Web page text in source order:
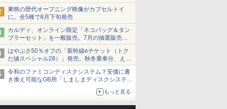
ショーツは1990円に
東映の歴代オープニング映像がカプセルトイ
に。全5種で8月下旬発売
カルディ、オンライン限定「ネコバッグ＆タン
ブラーセット」を一般販売。7月の抽選販売の
当選無効分
はやぶさ50％オフの「新幹線eチケット（トク
だ値スペシャル28）」発売。秋冬乗車分、えき
ねっと限定
令和のファミコンディスクシステム？安価に書
き換え可能なGB用「しましまディスクシステ
もっと見る